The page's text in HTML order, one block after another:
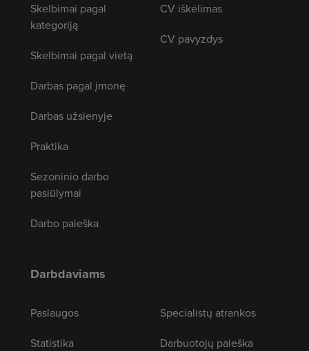
Skelbimai pagal
kategoriją
Skelbimai pagal vietą
Darbas pagal įmonę
Darbas užsienyje
Praktika
Sezoninio darbo
pasiūlymai
Darbo paieška
CV iškėlimas
CV pavyzdys
Darbdaviams
Paslaugos
Statistika
Specialistų atrankos
Darbuotojų paieška